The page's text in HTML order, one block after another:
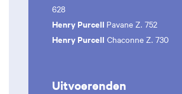
628
Henry Purcell Pavane Z. 752
Henry Purcell Chaconne Z. 730
Uitvoerenden